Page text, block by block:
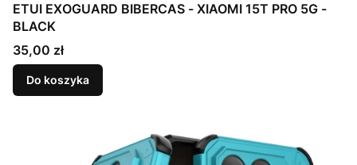
ETUI EXOGUARD BIBERCAS - XIAOMI 15T PRO 5G -
BLACK
Cena
35,00 zł
Do koszyka